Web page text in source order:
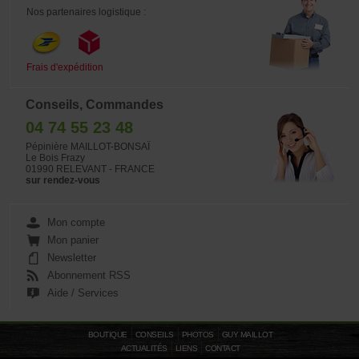
Nos partenaires logistique :
Frais d'expédition
Conseils, Commandes
04 74 55 23 48
Pépinière MAILLOT-BONSAÏ
Le Bois Frazy
01990 RELEVANT - FRANCE
sur rendez-vous
Mon compte
Mon panier
Newsletter
Abonnement RSS
Aide / Services
BOUTIQUE CONSEILS PHOTOS
GUY MAILLOT
ACTUALITÉS
LIENS CONTACT